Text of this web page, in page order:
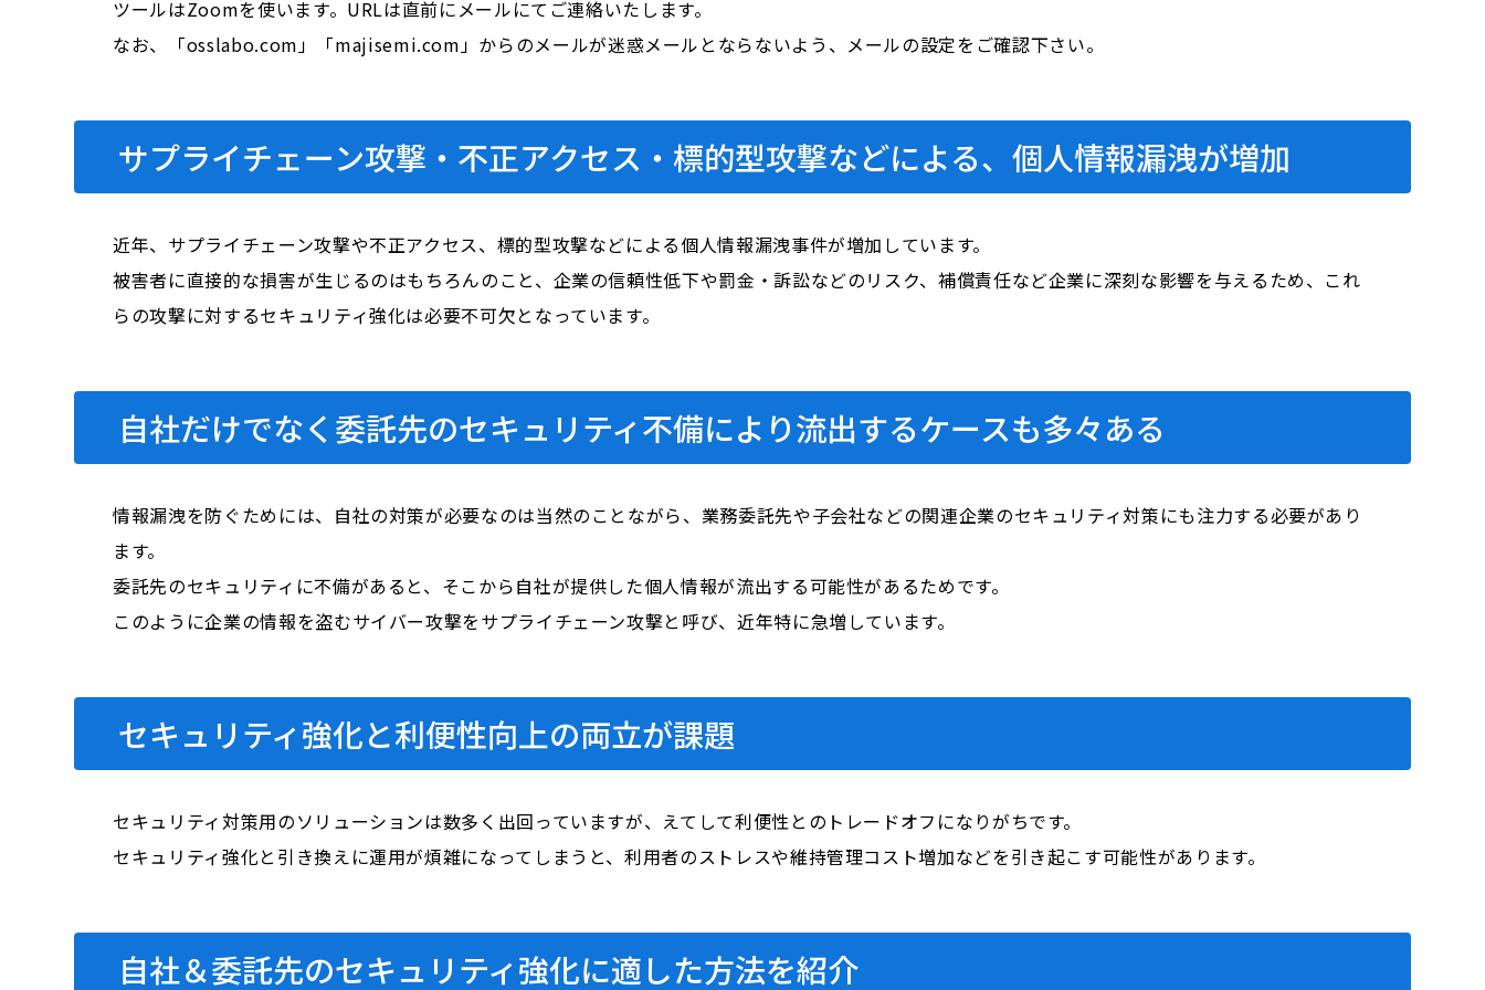
ツールはZoomを使います。URLは直前にメールにてご連絡いたします。
なお、「osslabo.com」「majisemi.com」からのメールが迷惑メールとならないよう、メールの設定をご確認下さい。
サプライチェーン攻撃・不正アクセス・標的型攻撃などによる、個人情報漏洩が増加
近年、サプライチェーン攻撃や不正アクセス、標的型攻撃などによる個人情報漏洩事件が増加しています。
被害者に直接的な損害が生じるのはもちろんのこと、企業の信頼性低下や罰金・訴訟などのリスク、補償責任など企業に深刻な影響を与えるため、これ
らの攻撃に対するセキュリティ強化は必要不可欠となっています。
自社だけでなく委託先のセキュリティ不備により流出するケースも多々ある
情報漏洩を防ぐためには、自社の対策が必要なのは当然のことながら、業務委託先や子会社などの関連企業のセキュリティ対策にも注力する必要があり
ます。
委託先のセキュリティに不備があると、そこから自社が提供した個人情報が流出する可能性があるためです。
このように企業の情報を盗むサイバー攻撃をサプライチェーン攻撃と呼び、近年特に急増しています。
セキュリティ強化と利便性向上の両立が課題
セキュリティ対策用のソリューションは数多く出回っていますが、えてして利便性とのトレードオフになりがちです。
セキュリティ強化と引き換えに運用が煩雑になってしまうと、利用者のストレスや維持管理コスト増加などを引き起こす可能性があります。
自社＆委託先のセキュリティ強化に適した方法を紹介